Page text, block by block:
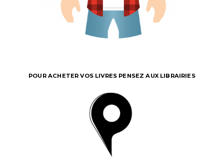
POUR ACHETER VOS LIVRES PENSEZ AUX LIBRAIRIES